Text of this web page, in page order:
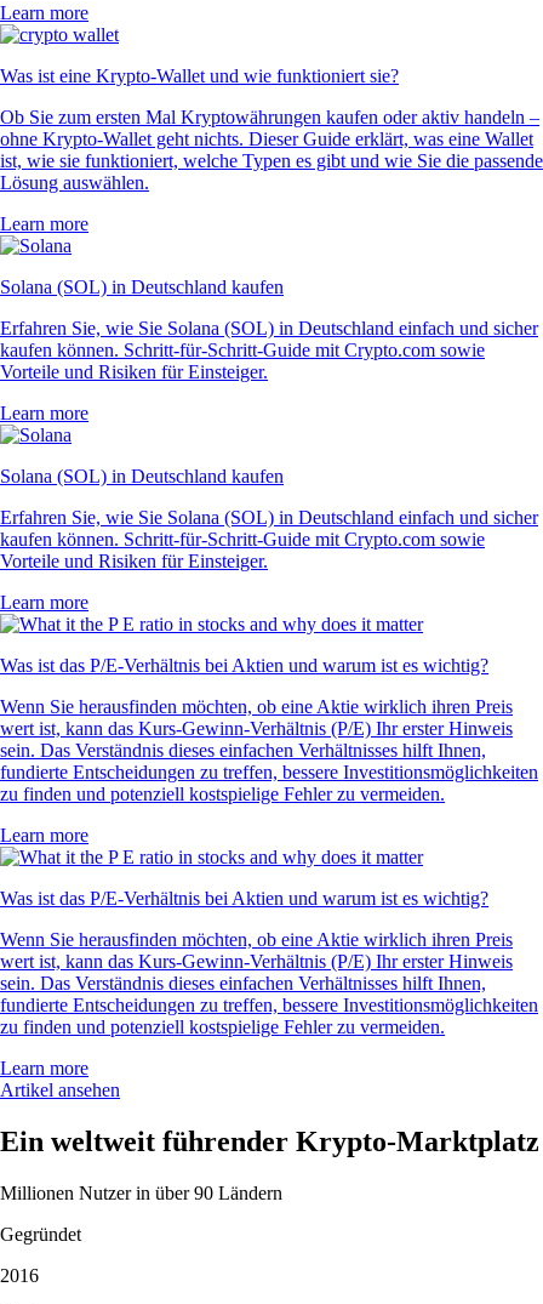
Learn more
Was ist eine Krypto-Wallet und wie funktioniert sie?
Ob Sie zum ersten Mal Kryptowährungen kaufen oder aktiv handeln –
ohne Krypto-Wallet geht nichts. Dieser Guide erklärt, was eine Wallet
ist, wie sie funktioniert, welche Typen es gibt und wie Sie die passende
Lösung auswählen.
Learn more
Solana (SOL) in Deutschland kaufen
Erfahren Sie, wie Sie Solana (SOL) in Deutschland einfach und sicher
kaufen können. Schritt-für-Schritt-Guide mit Crypto.com sowie
Vorteile und Risiken für Einsteiger.
Learn more
Solana (SOL) in Deutschland kaufen
Erfahren Sie, wie Sie Solana (SOL) in Deutschland einfach und sicher
kaufen können. Schritt-für-Schritt-Guide mit Crypto.com sowie
Vorteile und Risiken für Einsteiger.
Learn more
Was ist das P/E-Verhältnis bei Aktien und warum ist es wichtig?
Wenn Sie herausfinden möchten, ob eine Aktie wirklich ihren Preis
wert ist, kann das Kurs-Gewinn-Verhältnis (P/E) Ihr erster Hinweis
sein. Das Verständnis dieses einfachen Verhältnisses hilft Ihnen,
fundierte Entscheidungen zu treffen, bessere Investitionsmöglichkeiten
zu finden und potenziell kostspielige Fehler zu vermeiden.
Learn more
Was ist das P/E-Verhältnis bei Aktien und warum ist es wichtig?
Wenn Sie herausfinden möchten, ob eine Aktie wirklich ihren Preis
wert ist, kann das Kurs-Gewinn-Verhältnis (P/E) Ihr erster Hinweis
sein. Das Verständnis dieses einfachen Verhältnisses hilft Ihnen,
fundierte Entscheidungen zu treffen, bessere Investitionsmöglichkeiten
zu finden und potenziell kostspielige Fehler zu vermeiden.
Learn more
Artikel ansehen
Ein weltweit führender Krypto-Marktplatz
Millionen Nutzer in über 90 Ländern
Gegründet
2016